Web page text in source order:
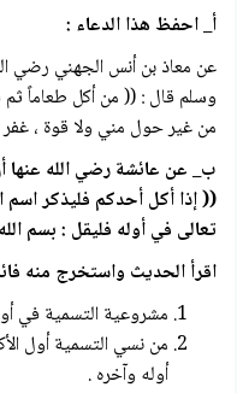
أ_ احفظ هذا الدعاء :
عن معاذ بن أنس الجهني رضي
وسلم قال : (( من أكل طعاماً ثم
من غير حول مني ولا قوة ، غفر
ب_ عن عائشة رضي الله عنها
(( إذا أكل أحدكم فليذكر اسم
تعالى في أوله فليقل : بسم
اقرأ الحديث واستخرج منه
مشروعية التسمية في
من نسي التسمية أول
أوله وآخره .